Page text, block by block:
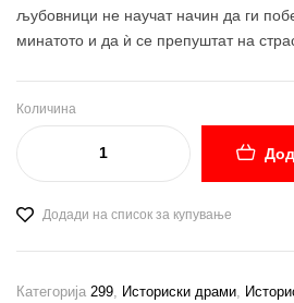
љубовници не научат начин да ги
минатото и да ѝ се препуштат на
Количина
Додади на список за купување
Категорија 299 Историски драми